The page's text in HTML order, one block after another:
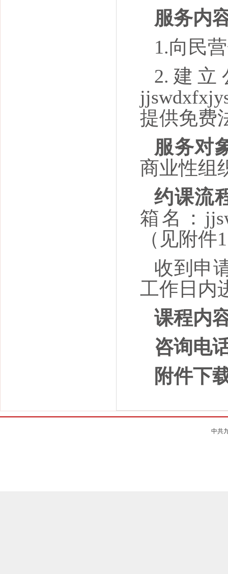
服务内
1.向民
2.建立
提供免费
服务对
商业性组
约课流
箱名：
（见附
收到申
工作日内
课程内
咨询电
附件下
中共